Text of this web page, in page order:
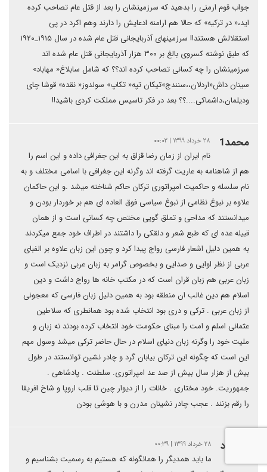
جواب قوم ارمنی را بدهید که سرزمینشان را بعد از قتل عام تصاحب کرده
اید،« در ترکیه» که حالا هم ارامنه ادعایش را دارند وهم اکرد در پی
استقلالش هستند!! سرزمینهای آذربایجانی قتل عام شده در سال ۱۹۱۵_۱۹۲۰
که طبق نوشته کسروی بالغ بر ۳۰۰ هزار آذربایجانی قتل عام شده اند
سرزمینشان را چه کسانی تصاحب کرده اند؟؟ که شامل سابلاغ« مهاباد»
سینان داش«اردلان،،سنندج»تیکان تپه« تکاپ» سولدوز« نقده» قوشا چای
ودیلمان،داشماکی....؟؟ بعد در فکر تاسیس مملکت کردی باشید!!
محمد1 ۲۸ خرداد ۱۳۹۹ | ۰۰:۰۲
نام ایران از زمان رضا قزاق به این جغرافی داده و این اسم را
هم از شاهنامه به عاریت گرفته اند وگرنه این جغرافی با اسامی مختلف و به
نام سلسله و حاکمیت امپراتوری ترکان حاکم شناخته میشد .و این حاکمان
علاوه بر نبوغ نظامی از نبوغ سیاسی فوق العاده ای هم بر خوردار بودن و
میدانستند که مداحی و تملق گویی مختص چه کسانی است و از همان
قبیله عده ای که طبع شعر و دلقکی را داشتند در اطراف خود جمع میکردند
به همین دلیل اشعار فارسی رواج پیدا کرد و چون این زبان علاوه بر الفبای
عربی از نظر اوایی و صدایی و بخصوص گرامر به زبان عربی نزدیک است و
زبان عربی هم زبان قران است که در مکتب خانه ها رواج داشت و دین
اسلام هم دین غالب ان منطقه بود به همین دلیل زبان فارسی که معجونی
از زبان عربی . ترکی و دری بود انتخاب شده بود همانطری که سلاطین
عثمانی اسلم و امت را مبنای حکومت خود انتخاب کرده بودند نه زبان و
ملیت خود را وگرنه زبان دنیای اسلام در حال حاضر ترکی میشد وسول مهم
این است که چگونه این ترکان بیابان گرد و چادر نشین توانستند در طول
بیش از هزار سال بیش از صد عد امپراتوری. سلطنت . پادشاهی .
جمهوریت. خود مختاری . خانات را از دیوار چین تا قلب اروپا و شاخ افریقا
را رقم بزنند . عجب چادر نشینان مدرن و با هوشی بودن
مسعود ۲۸ خرداد ۱۳۹۹ | ۰۰:۳۹
ما باید همدیگر را همانگونه که هستیم به رسمیت بشناسیم و